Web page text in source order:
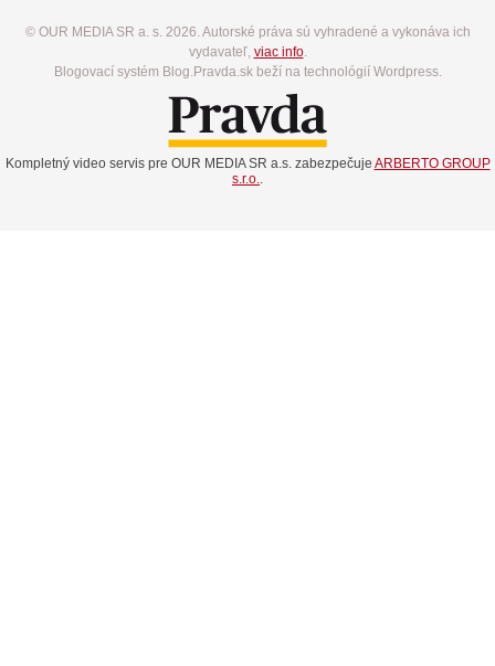
© OUR MEDIA SR a. s. 2026. Autorské práva sú vyhradené a vykonáva ich
vydavateľ, viac info.
Blogovací systém Blog.Pravda.sk beží na technológií Wordpress.
Kompletný video servis pre OUR MEDIA SR a.s. zabezpečuje ARBERTO GROUP
s.r.o.